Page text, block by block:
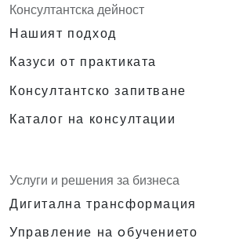
Консултантска дейност
Нашият подход
Казуси от практиката
Консултантско запитване
Каталог на консултации
Услуги и решения за бизнеса
Дигитална трансформация
Управление на oбучението